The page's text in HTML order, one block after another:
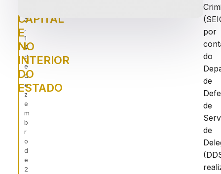
a
,
1
4
d
e
d
e
z
e
m
b
r
o
d
e
2
CAPITAL
E
NO
INTERIOR
DO
ESTADO
por
do
de
de
de